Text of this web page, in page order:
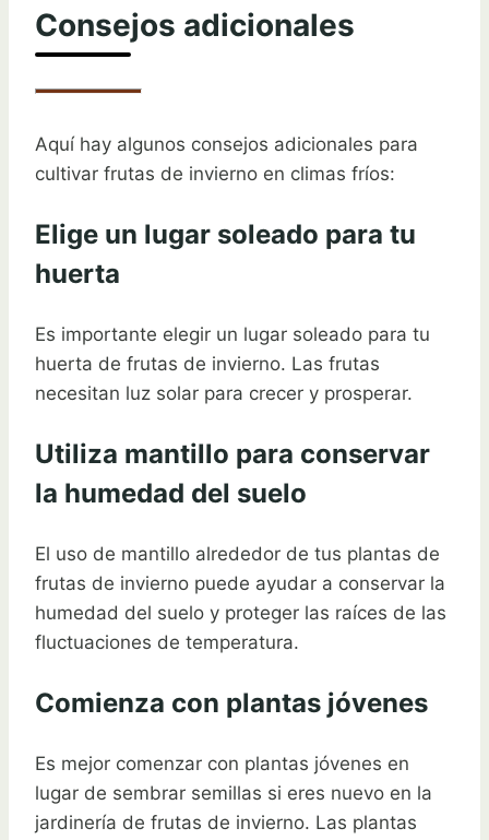
Consejos adicionales
Aquí hay algunos consejos adicionales para
cultivar frutas de invierno en climas fríos:
Elige un lugar soleado para tu
huerta
Es importante elegir un lugar soleado para tu
huerta de frutas de invierno. Las frutas
necesitan luz solar para crecer y prosperar.
Utiliza mantillo para conservar
la humedad del suelo
El uso de mantillo alrededor de tus plantas de
frutas de invierno puede ayudar a conservar la
humedad del suelo y proteger las raíces de las
fluctuaciones de temperatura.
Comienza con plantas jóvenes
Es mejor comenzar con plantas jóvenes en
lugar de sembrar semillas si eres nuevo en la
jardinería de frutas de invierno. Las plantas